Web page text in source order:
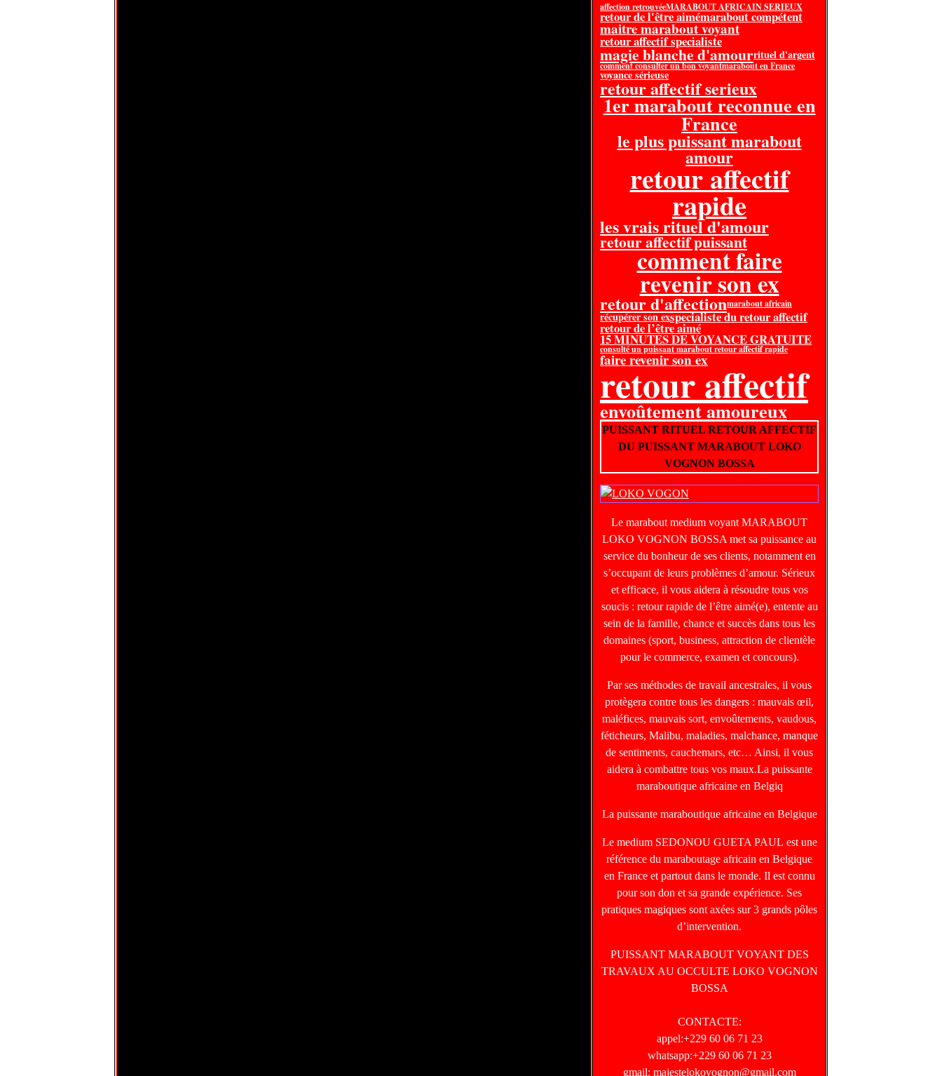
affection retrouvéeMARABOUT AFRICAIN SERIEUX
retour de l'être aimémarabout compétent
maitre marabout voyant
retour affectif specialiste
magie blanche d'amourrituel d'argent
comment consulter un bon voyantmarabout en France
voyance sérieuse
retour affectif serieux
1er marabout reconnue en
France
le plus puissant marabout
amour
retour affectif
rapide
les vrais rituel d'amour
retour affectif puissant
comment faire
revenir son ex
retour d'affectionmarabout africain
récupérer son exspecialiste du retour affectif
retour de l’être aimé
15 MINUTES DE VOYANCE GRATUITE
consulté un puissant marabout retour affectif rapide
faire revenir son ex
retour affectif
envoûtement amoureux
PUISSANT RITUEL RETOUR AFFECTIF
DU PUISSANT MARABOUT LOKO
VOGNON BOSSA
Le marabout medium voyant MARABOUT
LOKO VOGNON BOSSA met sa puissance au
service du bonheur de ses clients, notamment en
s’occupant de leurs problèmes d’amour. Sérieux
et efficace, il vous aidera à résoudre tous vos
soucis : retour rapide de l’être aimé(e), entente au
sein de la famille, chance et succès dans tous les
domaines (sport, business, attraction de clientèle
pour le commerce, examen et concours).
Par ses méthodes de travail ancestrales, il vous
protègera contre tous les dangers : mauvais œil,
maléfices, mauvais sort, envoûtements, vaudous,
féticheurs, Malibu, maladies, malchance, manque
de sentiments, cauchemars, etc… Ainsi, il vous
aidera à combattre tous vos maux.La puissante
maraboutique africaine en Belgiq
La puissante maraboutique africaine en Belgique
Le medium SEDONOU GUETA PAUL est une
référence du maraboutage africain en Belgique
en France et partout dans le monde. Il est connu
pour son don et sa grande expérience. Ses
pratiques magiques sont axées sur 3 grands pôles
d’intervention.
PUISSANT MARABOUT VOYANT DES
TRAVAUX AU OCCULTE LOKO VOGNON
BOSSA
CONTACTE:
appel:+229 60 06 71 23
whatsapp:+229 60 06 71 23
gmail: majestelokovognon@gmail.com